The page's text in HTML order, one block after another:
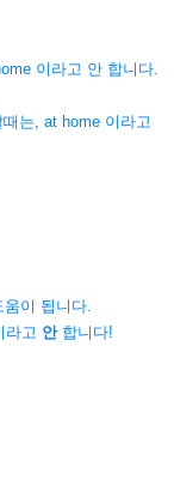
이라고 안 합니다.
는, at home 이라고
이 됩니다.
라고 안합니다!